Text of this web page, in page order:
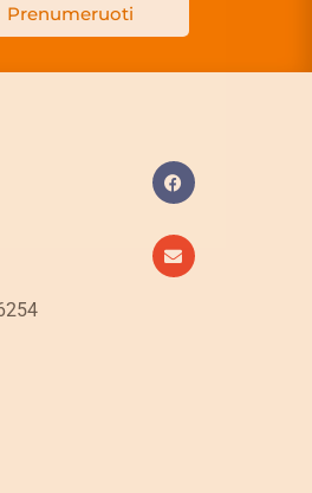
Prenumeruoti